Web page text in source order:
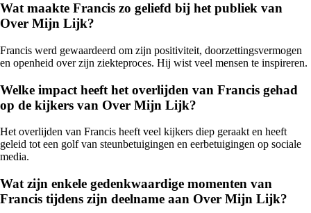
Wat maakte Francis zo geliefd bij het publiek van
Over Mijn Lijk?
Francis werd gewaardeerd om zijn positiviteit, doorzettingsvermogen
en openheid over zijn ziekteproces. Hij wist veel mensen te inspireren.
Welke impact heeft het overlijden van Francis gehad
op de kijkers van Over Mijn Lijk?
Het overlijden van Francis heeft veel kijkers diep geraakt en heeft
geleid tot een golf van steunbetuigingen en eerbetuigingen op sociale
media.
Wat zijn enkele gedenkwaardige momenten van
Francis tijdens zijn deelname aan Over Mijn Lijk?